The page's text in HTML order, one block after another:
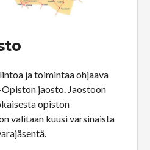
ja toimintaa ohjaava
jaosto. Jaostoon
opiston
valitaan kuusi varsinaista